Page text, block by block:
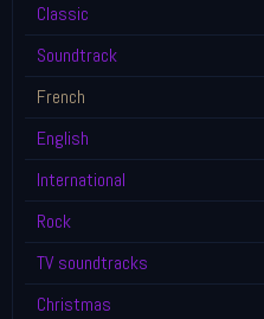
Classic
Soundtrack
French
English
International
Rock
TV soundtracks
Christmas